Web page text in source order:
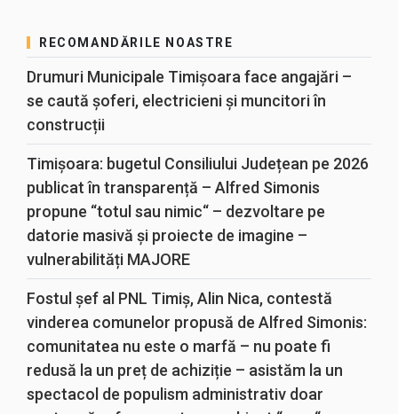
RECOMANDĂRILE NOASTRE
Drumuri Municipale Timișoara face angajări –
se caută șoferi, electricieni și muncitori în
construcții
Timișoara: bugetul Consiliului Județean pe 2026
publicat în transparență – Alfred Simonis
propune “totul sau nimic“ – dezvoltare pe
datorie masivă și proiecte de imagine –
vulnerabilități MAJORE
Fostul șef al PNL Timiș, Alin Nica, contestă
vinderea comunelor propusă de Alfred Simonis:
comunitatea nu este o marfă – nu poate fi
redusă la un preț de achiziție – asistăm la un
spectacol de populism administrativ doar